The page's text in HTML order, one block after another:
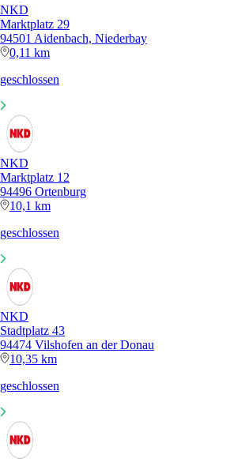
NKD
Marktplatz 29
94501 Aidenbach, Niederbay
0,11 km
geschlossen
NKD
Marktplatz 12
94496 Ortenburg
10,1 km
geschlossen
NKD
Stadtplatz 43
94474 Vilshofen an der Donau
10,35 km
geschlossen